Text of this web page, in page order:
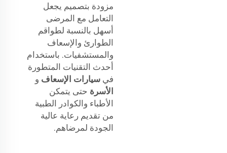
مزودة بتصميم يجعل
التعامل مع المرضى
أسهل بالنسبة لطواقم
الطوارئ والإسعاف
والمستشفيات. باستخدام
أحدث التقنيات المتطورة
في سيارات الإسعاف و
الأسرة حتى يتمكن
الأطباء والكوادر الطبية
من تقديم رعاية عالية
الجودة لمرضاهم.